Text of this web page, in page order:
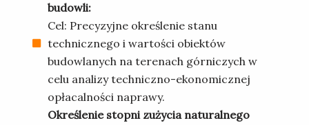
budowli:
Cel: Precyzyjne określenie stanu
technicznego i wartości obiektów
budowlanych na terenach górniczych w
celu analizy techniczno-ekonomicznej
opłacalności naprawy.
Określenie stopni zużycia naturalnego